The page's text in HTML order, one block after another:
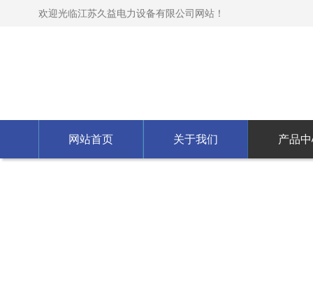
欢迎光临江苏久益电力设备有限公司网站！
网站首页 关于我们 产品